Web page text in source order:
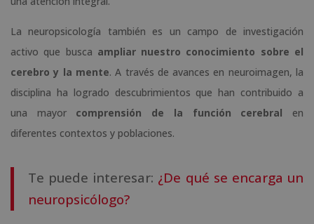
La neuropsicología también es un campo de investigación
activo que busca ampliar nuestro conocimiento sobre el
cerebro y la mente. A través de avances en neuroimagen, la
disciplina ha logrado descubrimientos que han contribuido a
una mayor comprensión de la función cerebral en
diferentes contextos y poblaciones.
Te puede interesar: ¿De qué se encarga un
neuropsicólogo?